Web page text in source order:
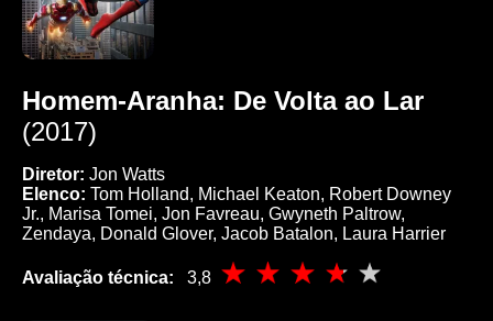
Homem-Aranha: De Volta ao Lar
(2017)
Diretor: Jon Watts
Elenco: Tom Holland, Michael Keaton, Robert Downey
Jr., Marisa Tomei, Jon Favreau, Gwyneth Paltrow,
Zendaya, Donald Glover, Jacob Batalon, Laura Harrier
Avaliação técnica: 3,8